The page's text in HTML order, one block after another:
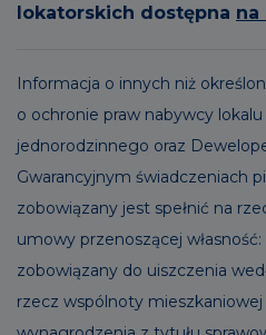
lokatorskich dostępna na
Informacja o innych niż
o ochronie praw nabywcy
jednorodzinnego oraz
Gwarancyjnym świadczeniach
zobowiązany jest spełnić na
umowy przenoszącej
zobowiązany do uiszczenia
rzecz wspólnoty